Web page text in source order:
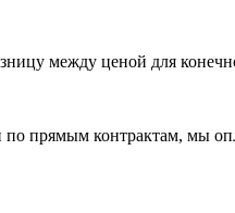
между ценой для
прямым контрактам, мы